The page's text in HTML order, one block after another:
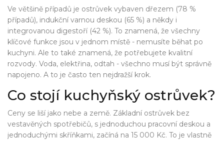
Ve většině případů je ostrůvek vybaven dřezem (78 %
případů), indukční varnou deskou (65 %) a někdy i
integrovanou digestoří (42 %). To znamená, že všechny
klíčové funkce jsou v jednom místě - nemusíte běhat po
kuchyni. Ale to také znamená, že potřebujete kvalitní
rozvody. Voda, elektřina, odtah - všechno musí být správně
napojeno. A to je často ten nejdražší krok.
Co stojí kuchyňský ostrůvek?
Ceny se liší jako nebe a země. Základní ostrůvek bez
vestavěných spotřebičů, s jednoduchou pracovní deskou a
jednoduchými skříňkami, začíná na 15 000 Kč. To je vlastně